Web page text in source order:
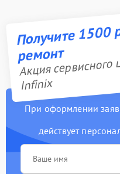
Получите 1500
ремонт
Акция сервисного
Infinix
При оформлении
действует